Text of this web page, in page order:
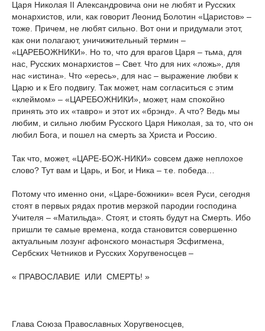
Царя Николая II Александровича они не любят и Русских
монархистов, или, как говорит Леонид Болотин «Царистов» –
тоже. Причем, не любят сильно. Вот они и придумали этот,
как они полагают, уничижительный термин –
«ЦАРЕБОЖНИКИ». Но то, что для врагов Царя – тьма, для
нас, Русских монархистов – Свет. Что для них «ложь», для
нас «истина». Что «ересь», для нас – выражение любви к
Царю и к Его подвигу. Так может, нам согласиться с этим
«клеймом» – «ЦАРЕБОЖНИКИ», может, нам спокойно
принять это их «тавро» и этот их «брэнд». А что? Ведь мы
любим, и сильно любим Русского Царя Николая, за то, что он
любил Бога, и пошел на смерть за Христа и Россию.
Так что, может, «ЦАРЕ-БОЖ-НИКИ» совсем даже неплохое
слово? Тут вам и Царь, и Бог, и Ника – т.е. победа…
Потому что именно они, «Царе-божники» всея Руси, сегодня
стоят в первых рядах против мерзкой пародии господина
Учителя – «Матильда». Стоят, и стоять будут на Смерть. Ибо
пришли те самые времена, когда становится совершенно
актуальным лозунг афонского монастыря Эсфигмена,
Сербских Четников и Русских Хоругвеносцев –
« ПРАВОСЛАВИЕ ИЛИ СМЕРТЬ! »
Глава Союза Православных Хоругвеносцев,